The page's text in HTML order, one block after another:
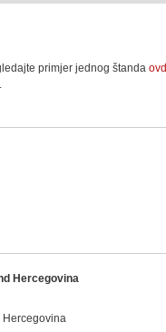
primjer jednog štanda
Hercegovina
Hercegovina